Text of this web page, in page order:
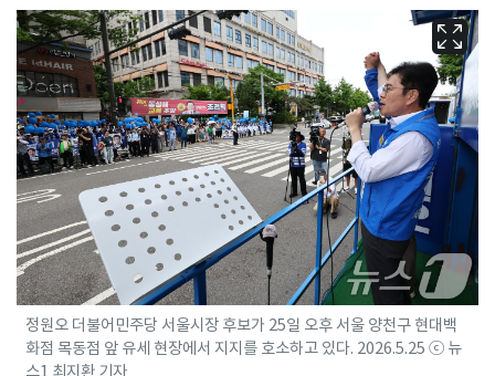
정원오 더불어민주당 서울시장 후보가 25일 오후 서울 양천구 현대백
화점 목동점 앞 유세 현장에서 지지를 호소하고 있다. 2026.5.25 ⓒ 뉴
스1 최지환 기자